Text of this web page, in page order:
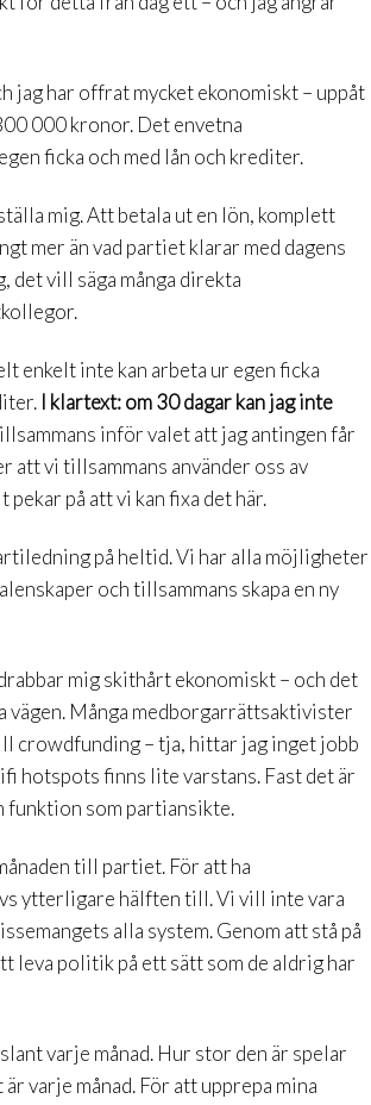
har offrat mycket ekonomiskt – uppåt
000 kronor. Det envetna
ficka och med lån och krediter.
mig. Att betala ut en lön, komplett
mer än vad partiet klarar med dagens
det vill säga många direkta
enkelt inte kan arbeta ur egen ficka
I klartext: om 30 dagar kan jag inte
inför valet att jag antingen får
vi tillsammans använder oss av
på att vi kan fixa det här.
på heltid. Vi har alla möjligheter
och tillsammans skapa en ny
mig skithårt ekonomiskt – och det
vägen. Många medborgarrättsaktivister
crowdfunding – tja, hittar jag inget jobb
hotspots finns lite varstans. Fast det är
funktion som partiansikte.
till partiet. För att ha
ytterligare hälften till. Vi vill inte vara
alla system. Genom att stå på
leva politik på ett sätt som de aldrig har
varje månad. Hur stor den är spelar
varje månad. För att upprepa mina